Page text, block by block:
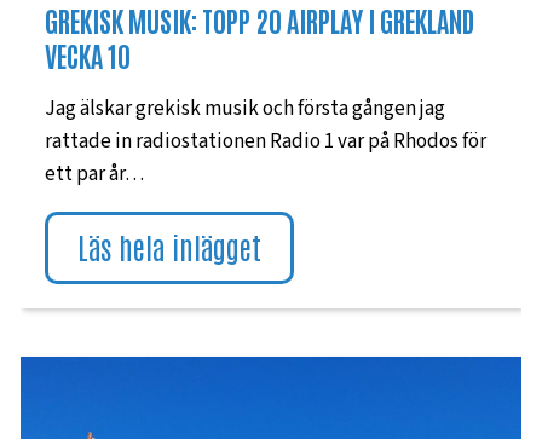
GREKISK MUSIK: TOPP 20 AIRPLAY I GREKLAND
VECKA 10
Jag älskar grekisk musik och första gången jag
rattade in radiostationen Radio 1 var på Rhodos för
ett par år…
Läs hela inlägget